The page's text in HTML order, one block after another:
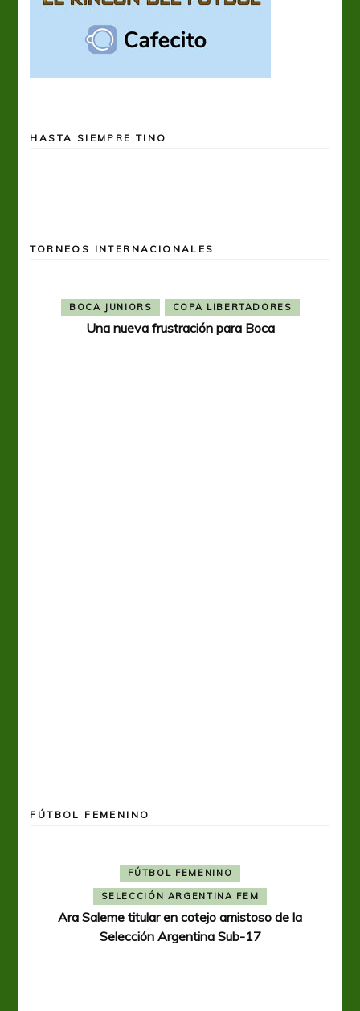
HASTA SIEMPRE TINO
TORNEOS INTERNACIONALES
BOCA JUNIORS COPA LIBERTADORES
Una nueva frustración para Boca
FÚTBOL FEMENINO
FÚTBOL FEMENINO
SELECCIÓN ARGENTINA FEM
Ara Saleme titular en cotejo amistoso de la
Selección Argentina Sub-17